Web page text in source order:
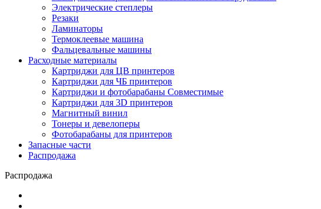
Электрические степлеры
Резаки
Ламинаторы
Термоклеевые машина
Фальцевальные машины
Расходные материалы
Картриджи для ЦВ принтеров
Картриджи для ЧБ принтеров
Картриджи и фотобарабаны Совместимые
Картриджи для 3D принтеров
Магнитный винил
Тонеры и девелоперы
Фотобарабаны для принтеров
Запасные части
Распродажа
Распродажа